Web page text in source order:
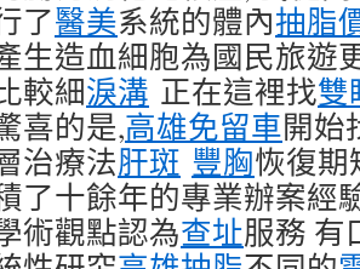
了醫美系統的體內抽脂
生造血細胞為國民旅遊
較細淚溝 正在這裡找雙
喜的是,高雄免留車開始
治療法肝斑 豐胸恢復期
了十餘年的專業辦案經
術觀點認為查址服務 有